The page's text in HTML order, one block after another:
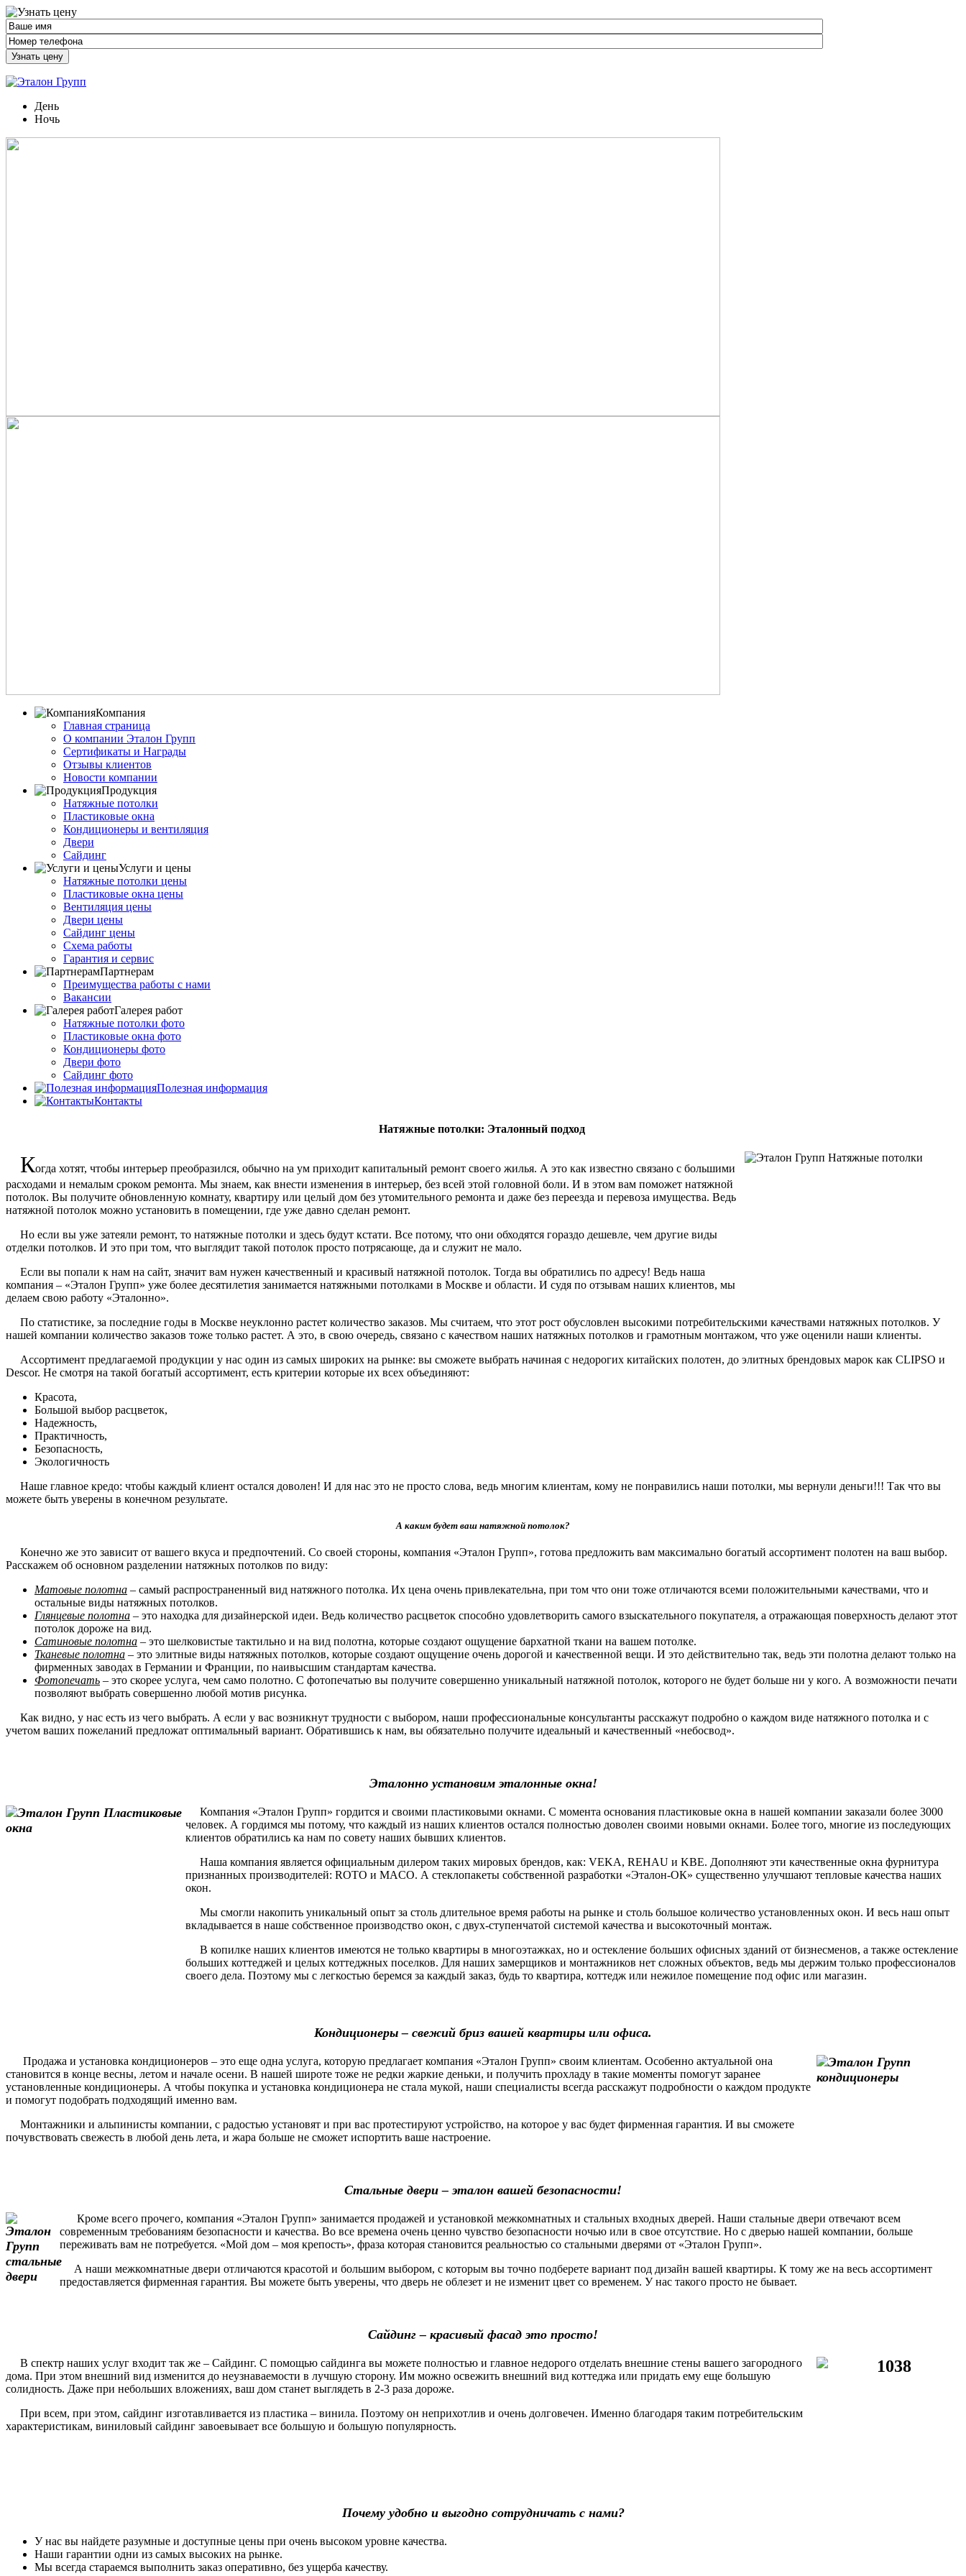
Узнать цену
День
Ночь
Компания
Главная страница
О компании Эталон Групп
Сертификаты и Награды
Отзывы клиентов
Новости компании
Продукция
Натяжные потолки
Пластиковые окна
Кондиционеры и вентиляция
Двери
Сайдинг
Услуги и цены
Натяжные потолки цены
Пластиковые окна цены
Вентиляция цены
Двери цены
Сайдинг цены
Схема работы
Гарантия и сервис
Партнерам
Преимущества работы с нами
Вакансии
Галерея работ
Натяжные потолки фото
Пластиковые окна фото
Кондиционеры фото
Двери фото
Сайдинг фото
Полезная информация
Контакты
Натяжные потолки: Эталонный подход
Когда хотят, чтобы интерьер преобразился, обычно на ум приходит капитальный ремонт своего жилья. А это как известно связано с большими
расходами и немалым сроком ремонта. Мы знаем, как внести изменения в интерьер, без всей этой головной боли. И в этом вам поможет натяжной
потолок. Вы получите обновленную комнату, квартиру или целый дом без утомительного ремонта и даже без переезда и перевоза имущества. Ведь
натяжной потолок можно установить в помещении, где уже давно сделан ремонт.
Но если вы уже затеяли ремонт, то натяжные потолки и здесь будут кстати. Все потому, что они обходятся гораздо дешевле, чем другие виды
отделки потолков. И это при том, что выглядит такой потолок просто потрясающе, да и служит не мало.
Если вы попали к нам на сайт, значит вам нужен качественный и красивый натяжной потолок. Тогда вы обратились по адресу! Ведь наша
компания – «Эталон Групп» уже более десятилетия занимается натяжными потолками в Москве и области. И судя по отзывам наших клиентов, мы
делаем свою работу «Эталонно».
По статистике, за последние годы в Москве неуклонно растет количество заказов. Мы считаем, что этот рост обусловлен высокими потребительскими качествами натяжных потолков. У
нашей компании количество заказов тоже только растет. А это, в свою очередь, связано с качеством наших натяжных потолков и грамотным монтажом, что уже оценили наши клиенты.
Ассортимент предлагаемой продукции у нас один из самых широких на рынке: вы сможете выбрать начиная с недорогих китайских полотен, до элитных брендовых марок как CLIPSO и
Descor. Не смотря на такой богатый ассортимент, есть критерии которые их всех объединяют:
Красота,
Большой выбор расцветок,
Надежность,
Практичность,
Безопасность,
Экологичность
Наше главное кредо: чтобы каждый клиент остался доволен! И для нас это не просто слова, ведь многим клиентам, кому не понравились наши потолки, мы вернули деньги!!! Так что вы
можете быть уверены в конечном результате.
А каким будет ваш натяжной потолок?
Конечно же это зависит от вашего вкуса и предпочтений. Со своей стороны, компания «Эталон Групп», готова предложить вам максимально богатый ассортимент полотен на ваш выбор.
Расскажем об основном разделении натяжных потолков по виду:
Матовые полотна – самый распространенный вид натяжного потолка. Их цена очень привлекательна, при том что они тоже отличаются всеми положительными качествами, что и
остальные виды натяжных потолков.
Глянцевые полотна – это находка для дизайнерской идеи. Ведь количество расцветок способно удовлетворить самого взыскательного покупателя, а отражающая поверхность делают этот
потолок дороже на вид.
Сатиновые полотна – это шелковистые тактильно и на вид полотна, которые создают ощущение бархатной ткани на вашем потолке.
Тканевые полотна – это элитные виды натяжных потолков, которые создают ощущение очень дорогой и качественной вещи. И это действительно так, ведь эти полотна делают только на
фирменных заводах в Германии и Франции, по наивысшим стандартам качества.
Фотопечать – это скорее услуга, чем само полотно. С фотопечатью вы получите совершенно уникальный натяжной потолок, которого не будет больше ни у кого. А возможности печати
позволяют выбрать совершенно любой мотив рисунка.
Как видно, у нас есть из чего выбрать. А если у вас возникнут трудности с выбором, наши профессиональные консультанты расскажут подробно о каждом виде натяжного потолка и с
учетом ваших пожеланий предложат оптимальный вариант. Обратившись к нам, вы обязательно получите идеальный и качественный «небосвод».
Эталонно установим эталонные окна!
Компания «Эталон Групп» гордится и своими пластиковыми окнами. С момента основания пластиковые окна в нашей компании заказали более 3000
человек. А гордимся мы потому, что каждый из наших клиентов остался полностью доволен своими новыми окнами. Более того, многие из последующих
клиентов обратились ка нам по совету наших бывших клиентов.
Наша компания является официальным дилером таких мировых брендов, как: VEKA, REHAU и KBE. Дополняют эти качественные окна фурнитура
признанных производителей: ROTO и MACO. А стеклопакеты собственной разработки «Эталон-ОК» существенно улучшают тепловые качества наших
окон.
Мы смогли накопить уникальный опыт за столь длительное время работы на рынке и столь большое количество установленных окон. И весь наш опыт
вкладывается в наше собственное производство окон, с двух-ступенчатой системой качества и высокоточный монтаж.
В копилке наших клиентов имеются не только квартиры в многоэтажках, но и остекление больших офисных зданий от бизнесменов, а также остекление
больших коттеджей и целых коттеджных поселков. Для наших замерщиков и монтажников нет сложных объектов, ведь мы держим только профессионалов
своего дела. Поэтому мы с легкостью беремся за каждый заказ, будь то квартира, коттедж или нежилое помещение под офис или магазин.
Кондиционеры – свежий бриз вашей квартиры или офиса.
Продажа и установка кондиционеров – это еще одна услуга, которую предлагает компания «Эталон Групп» своим клиентам. Особенно актуальной она
становится в конце весны, летом и начале осени. В нашей широте тоже не редки жаркие деньки, и получить прохладу в такие моменты помогут заранее
установленные кондиционеры. А чтобы покупка и установка кондиционера не стала мукой, наши специалисты всегда расскажут подробности о каждом продукте
и помогут подобрать подходящий именно вам.
Монтажники и альпинисты компании, с радостью установят и при вас протестируют устройство, на которое у вас будет фирменная гарантия. И вы сможете
почувствовать свежесть в любой день лета, и жара больше не сможет испортить ваше настроение.
Стальные двери – эталон вашей безопасности!
Кроме всего прочего, компания «Эталон Групп» занимается продажей и установкой межкомнатных и стальных входных дверей. Наши стальные двери отвечают всем
современным требованиям безопасности и качества. Во все времена очень ценно чувство безопасности ночью или в свое отсутствие. Но с дверью нашей компании, больше
переживать вам не потребуется. «Мой дом – моя крепость», фраза которая становится реальностью со стальными дверями от «Эталон Групп».
А наши межкомнатные двери отличаются красотой и большим выбором, с которым вы точно подберете вариант под дизайн вашей квартиры. К тому же на весь ассортимент
предоставляется фирменная гарантия. Вы можете быть уверены, что дверь не облезет и не изменит цвет со временем. У нас такого просто не бывает.
Сайдинг – красивый фасад это просто!
В спектр наших услуг входит так же – Сайдинг. С помощью сайдинга вы можете полностью и главное недорого отделать внешние стены вашего загородного
дома. При этом внешний вид изменится до неузнаваемости в лучшую сторону. Им можно освежить внешний вид коттеджа или придать ему еще большую
солидность. Даже при небольших вложениях, ваш дом станет выглядеть в 2-3 раза дороже.
При всем, при этом, сайдинг изготавливается из пластика – винила. Поэтому он неприхотлив и очень долговечен. Именно благодаря таким потребительским
характеристикам, виниловый сайдинг завоевывает все большую и большую популярность.
Почему удобно и выгодно сотрудничать с нами?
У нас вы найдете разумные и доступные цены при очень высоком уровне качества.
Наши гарантии одни из самых высоких на рынке.
Мы всегда стараемся выполнить заказ оперативно, без ущерба качеству.